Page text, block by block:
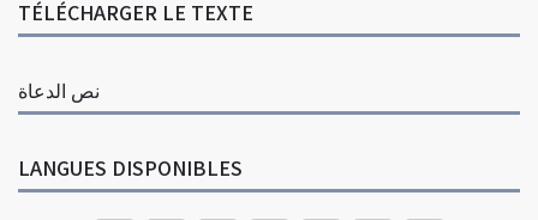
TÉLÉCHARGER LE TEXTE
نص الدعاة
LANGUES DISPONIBLES